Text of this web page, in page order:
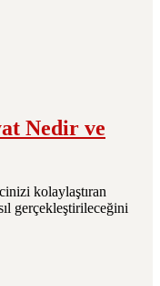
Nedir ve
kolaylaştıran
gerçekleştirileceğini